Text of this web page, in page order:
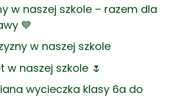
w naszej szkole – razem dla
💙
w naszej szkole
w naszej szkole 🌷
wycieczka klasy 6a do